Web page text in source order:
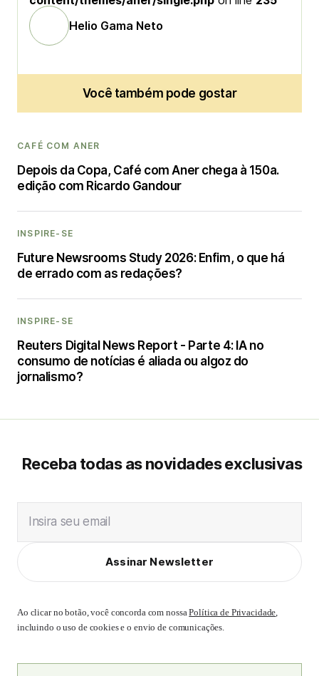
Helio Gama Neto
Você também pode gostar
CAFÉ COM ANER
Depois da Copa, Café com Aner chega à 150a.
edição com Ricardo Gandour
INSPIRE-SE
Future Newsrooms Study 2026: Enfim, o que há
de errado com as redações?
INSPIRE-SE
Reuters Digital News Report - Parte 4: IA no
consumo de notícias é aliada ou algoz do
jornalismo?
Receba todas as novidades exclusivas
Insira seu email
Assinar Newsletter
Ao clicar no botão, você concorda com nossaPolítica de Privacidade,
incluindo o uso de cookies e o envio de comunicações.